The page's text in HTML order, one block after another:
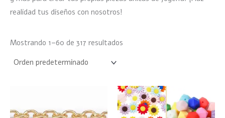
realidad tus diseños con nosotros!
Mostrando 1–60 de 317 resultados